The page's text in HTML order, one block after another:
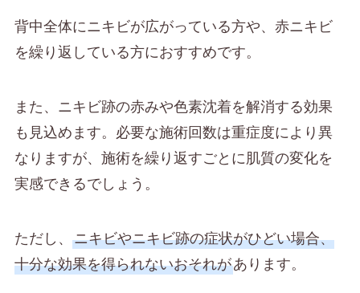
背中全体にニキビが広がっている方や、赤ニキビ
を繰り返している方におすすめです。
また、ニキビ跡の赤みや色素沈着を解消する効果
も見込めます。必要な施術回数は重症度により異
なりますが、施術を繰り返すごとに肌質の変化を
実感できるでしょう。
ただし、 ニキビやニキビ跡の症状がひどい場合、
十分な効果を得られないおそれがあります。